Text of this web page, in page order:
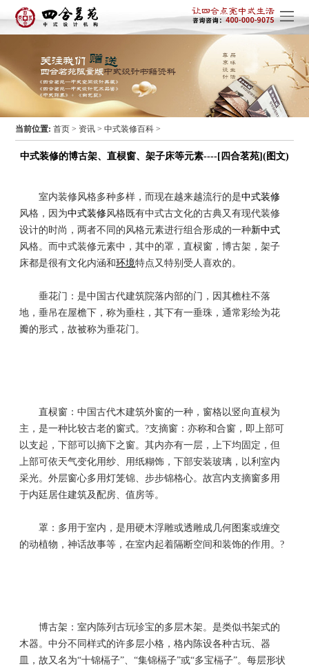
当前位置: 首页 > 资讯 >中式装修百科 >
中式装修的博古架、直棂窗、架子床等元素----[四合茗苑](图文)
室内装修风格多种多样，而现在越来越流行的是中式装修
风格，因为中式装修风格既有中式古文化的古典又有现代装修
设计的时尚，两者不同的风格元素进行组合形成的一种新中式
风格。而中式装修元素中，其中的罩，直棂窗，博古架，架子
床都是很有文化内涵和环境特点又特别受人喜欢的。
垂花门：是中国古代建筑院落内部的门，因其檐柱不落
地，垂吊在屋檐下，称为垂柱，其下有一垂珠，通常彩绘为花
瓣的形式，故被称为垂花门。
直棂窗：中国古代木建筑外窗的一种，窗格以竖向直棂为
主，是一种比较古老的窗式。?支摘窗：亦称和合窗，即上部可
以支起，下部可以摘下之窗。其内亦有一层，上下均固定，但
上部可依天气变化用纱、用纸糊饰，下部安装玻璃，以利室内
采光。外层窗心多用灯笼锦、步步锦格心。故宫内支摘窗多用
于内廷居住建筑及配房、值房等。
罩：多用于室内，是用硬木浮雕或透雕成几何图案或缠交
的动植物，神话故事等，在室内起着隔断空间和装饰的作用。?
博古架：室内陈列古玩珍宝的多层木架。是类似书架式的
木器。中分不同样式的许多层小格，格内陈设各种古玩、器
皿，故又名为“十锦槅子”、“集锦槅子”或“多宝槅子”。每层形状